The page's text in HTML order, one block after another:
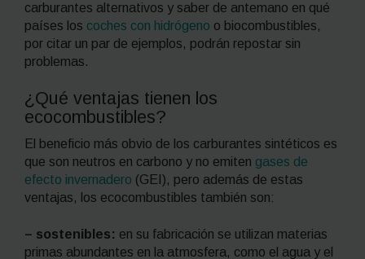
carburantes alternativos y saber de antemano en qué
países los coches con hidrógeno o biocombustibles,
por citar un par de ejemplos, podrán repostar sin
problemas.
¿Qué ventajas tienen los
ecocombustibles?
El beneficio más obvio de los carburantes sintéticos es
que son neutros en carbono y no emiten gases de
efecto invernadero (GEI), pero además de estas
ventajas, los ecocombustibles también son:
– sostenibles: en su fabricación se utilizan materias
primas abundantes en la atmosfera, como el agua y el